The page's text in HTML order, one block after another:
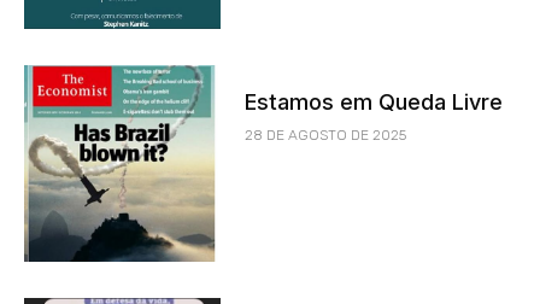
Estamos em Queda Livre
28 DE AGOSTO DE 2025